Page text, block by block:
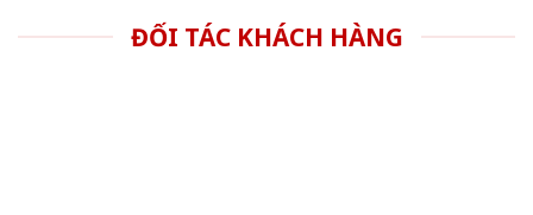
ĐỐI TÁC KHÁCH HÀNG